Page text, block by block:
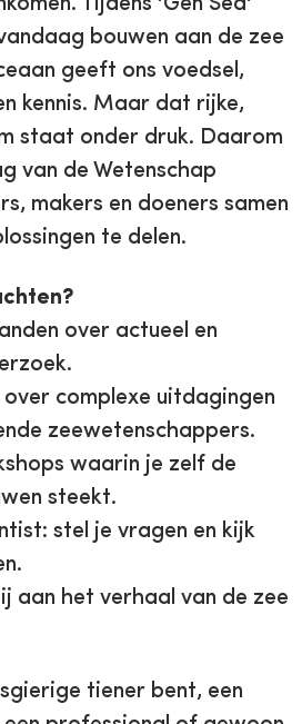
bouwen aan de zee
geeft ons voedsel,
kennis. Maar dat rijke,
staat onder druk. Daarom
van de Wetenschap
makers en doeners samen
te delen.
over actueel en
complexe uitdagingen
zeewetenschappers.
waarin je zelf de
steekt.
stel je vragen en kijk
het verhaal van de zee
tiener bent, een